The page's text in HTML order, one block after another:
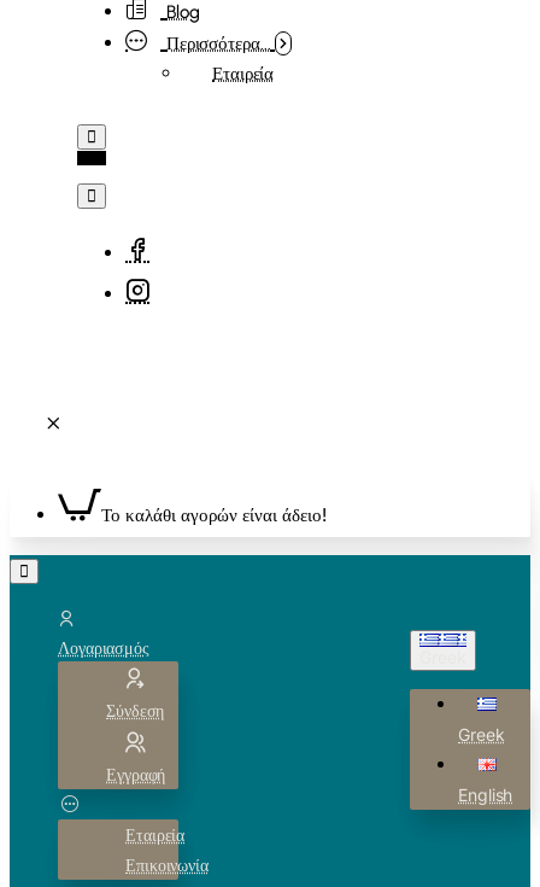
Blog
Περισσότερα...
Εταιρεία
Το καλάθι αγορών είναι άδειο!
Λογαριασμός
Σύνδεση
Εγγραφή
Εταιρεία
Επικοινωνία
Greek
English